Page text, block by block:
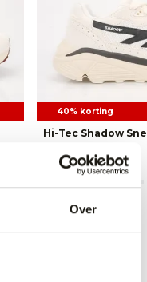
Over
40% korting
Hi-Tec Shadow